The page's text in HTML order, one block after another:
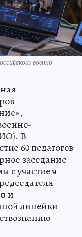
военно-
В
60 педагогов
заседание
с участием
и
линейки